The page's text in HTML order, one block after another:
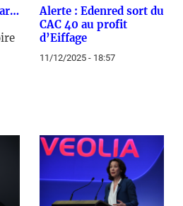
Alerte : Edenred sort du
CAC 40 au profit
d’Eiffage
11/12/2025 - 18:57